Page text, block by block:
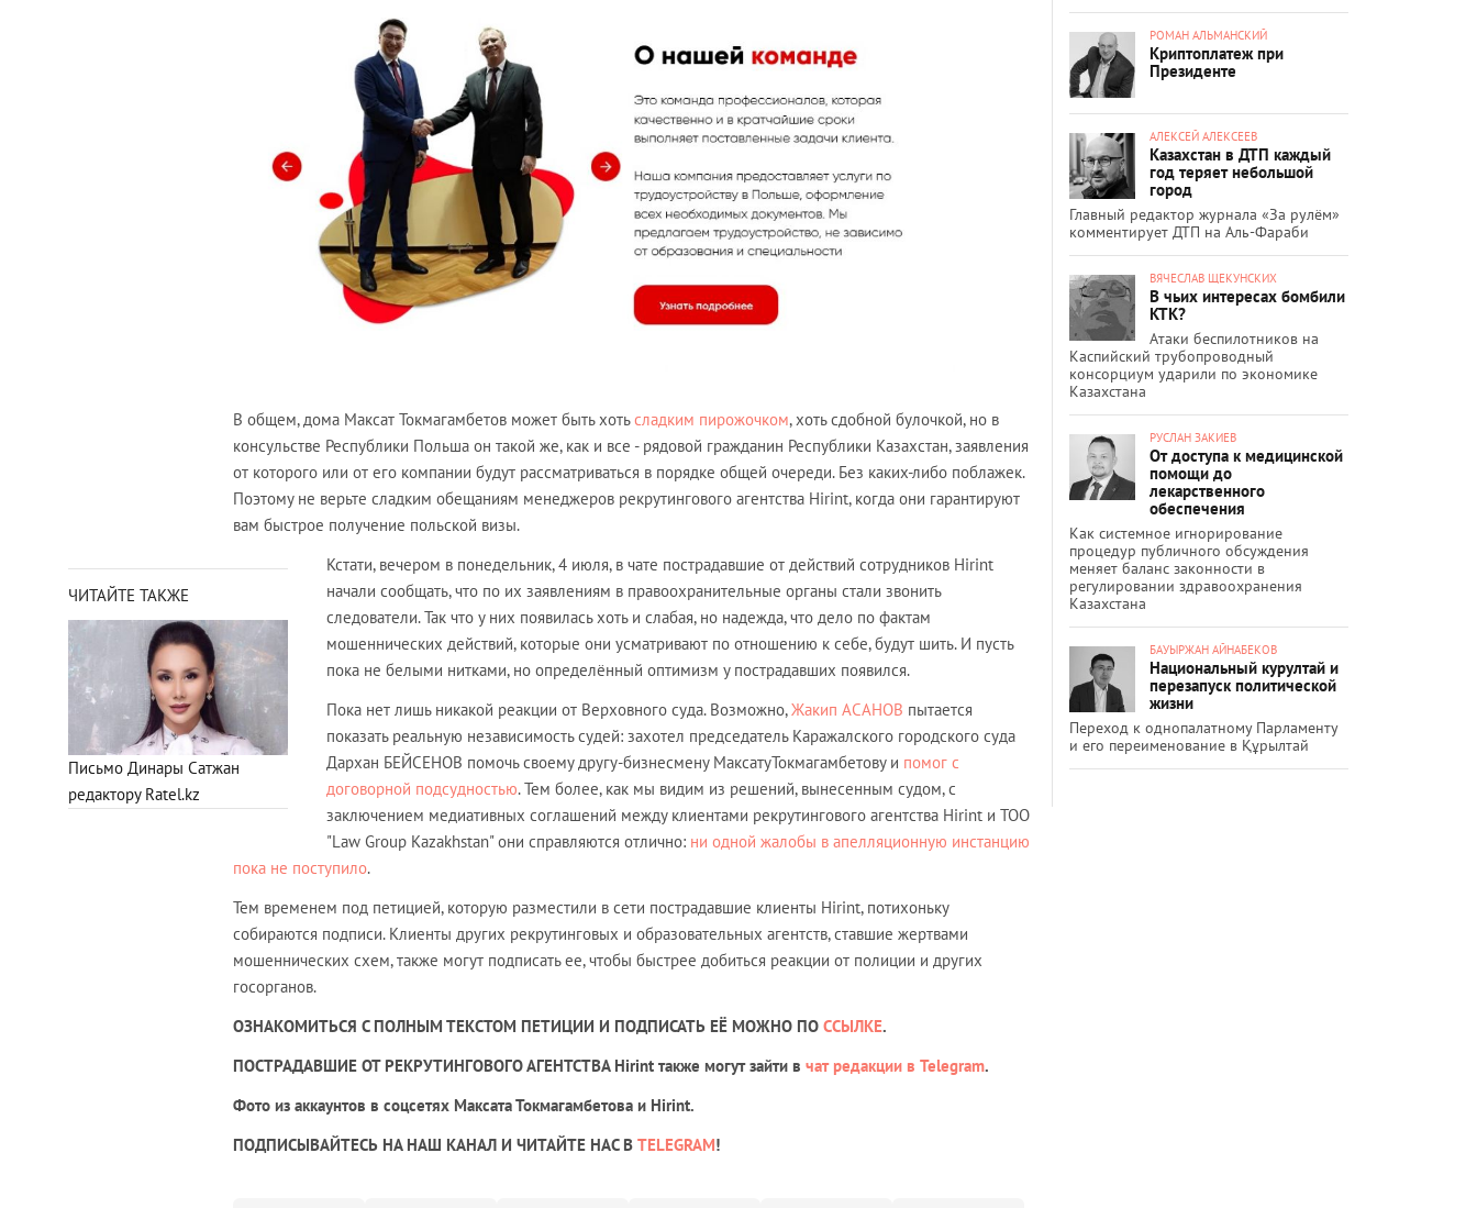
В общем, дома Максат Токмагамбетов может быть хотьсладким пирожочком, хоть сдобной булочкой, но в
консульстве Республики Польша он такой же, как и все - рядовой гражданин Республики Казахстан, заявления
от которого или от его компании будут рассматриваться в порядке общей очереди. Без каких-либо поблажек.
Поэтому не верьте сладким обещаниям менеджеров рекрутингового агентства Hirint, когда они гарантируют
вам быстрое получение польской визы.
ЧИТАЙТЕ ТАКЖЕ
Письмо Динары Сатжан
редактору Ratel.kz
Кстати, вечером в понедельник, 4 июля, в чате пострадавшие от действий сотрудников Hirint
начали сообщать, что по их заявлениям в правоохранительные органы стали звонить
следователи. Так что у них появилась хоть и слабая, но надежда, что дело по фактам
мошеннических действий, которые они усматривают по отношению к себе, будут шить. И пусть
пока не белыми нитками, но определённый оптимизм у пострадавших появился.
Пока нет лишь никакой реакции от Верховного суда. Возможно,Жакип АСАНОВ пытается
показать реальную независимость судей: захотел председатель Каражалского городского суда
Дархан БЕЙСЕНОВ помочь своему другу-бизнесмену МаксатуТокмагамбетову и помог с
договорной подсудностью. Тем более, как мы видим из решений, вынесенным судом, с
заключением медиативных соглашений между клиентами рекрутингового агентства Hirint и ТОО
"Law Group Kazakhstan" они справляются отлично: ни одной жалобы в апелляционную инстанцию
пока не поступило.
Тем временем под петицией, которую разместили в сети пострадавшие клиенты Hirint, потихоньку
собираются подписи. Клиенты других рекрутинговых и образовательных агентств, ставшие жертвами
мошеннических схем, также могут подписать ее, чтобы быстрее добиться реакции от полиции и других
госорганов.
ОЗНАКОМИТЬСЯ С ПОЛНЫМ ТЕКСТОМ ПЕТИЦИИ И ПОДПИСАТЬ ЕЁ МОЖНО ПО ССЫЛКЕ.
ПОСТРАДАВШИЕ ОТ РЕКРУТИНГОВОГО АГЕНТСТВА Hirint также могут зайти в чат редакции в Telegram.
Фото из аккаунтов в соцсетях Максата Токмагамбетова и Hirint.
ПОДПИСЫВАЙТЕСЬ НА НАШ КАНАЛ И ЧИТАЙТЕ НАС В TELEGRAM!
РОМАН АЛЬМАНСКИЙ
Криптоплатеж при
Президенте
АЛЕКСЕЙ АЛЕКСЕЕВ
Казахстан в ДТП каждый
год теряет небольшой
город
Главный редактор журнала «За рулём»
комментирует ДТП на Аль-Фараби
ВЯЧЕСЛАВ ЩЕКУНСКИХ
В чьих интересах бомбили
КТК?
Атаки беспилотников на
Каспийский трубопроводный
консорциум ударили по экономике
Казахстана
РУСЛАН ЗАКИЕВ
От доступа к медицинской
помощи до
лекарственного
обеспечения
Как системное игнорирование
процедур публичного обсуждения
меняет баланс законности в
регулировании здравоохранения
Казахстана
БАУЫРЖАН АЙНАБЕКОВ
Национальный курултай и
перезапуск политической
жизни
Переход к однопалатному Парламенту
и его переименование в Құрылтай